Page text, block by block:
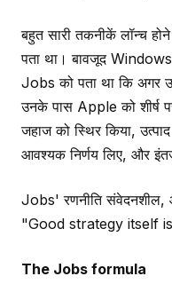
बहुत सारी तकनीकें लॉन्च
पता था। बावजूद
Jobs को पता था कि अगर
उनके पास Apple को शीर्ष
जहाज को स्थिर किया,
आवश्यक निर्णय लिए, और
Jobs' रणनीति संवेदनशील,
"Good strategy itself
The Jobs formula